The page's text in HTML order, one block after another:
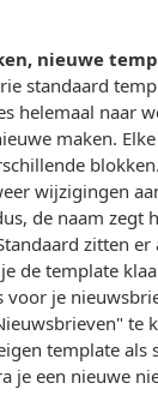
nieuwe
standaard
helemaal naar
maken.
wijzigingen
de naam zegt
zitten
de template
voor je
template als
je een nieuwe